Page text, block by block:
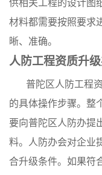
供相关工程的设计图
材料都需要按照要求
晰、准确。
人防工程资质升
普陀区人防工程
的具体操作步骤。整
要向普陀区人防办提
料。人防办会对企业
合升级条件。如果符